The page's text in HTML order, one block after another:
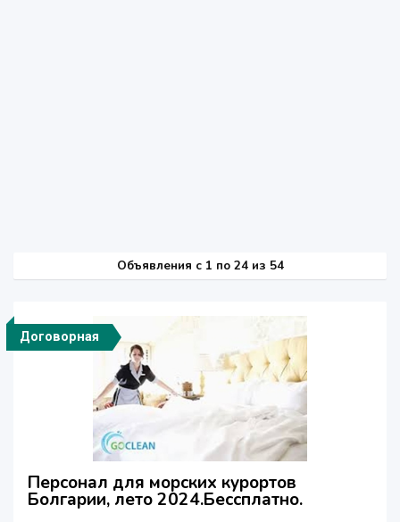
Объявления c 1 по 24 из 54
Договорная
Персонал для морских курортов
Болгарии, лето 2024.Бессплатно.